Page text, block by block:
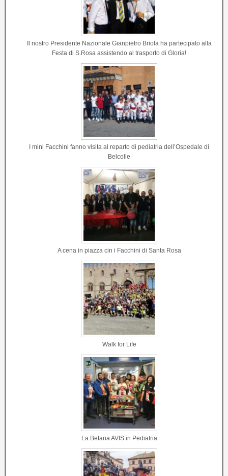
Il nostro Presidente Nazionale Gianpietro Briola ha partecipato alla
Festa di S.Rosa assistendo al trasporto di Gloria!
I mini Facchini fanno visita al reparto di pediatria dell’Ospedale di
Belcolle
A cena in piazza cin i Facchini di Santa Rosa
Walk for Life
La Befana AVIS in Pediatria